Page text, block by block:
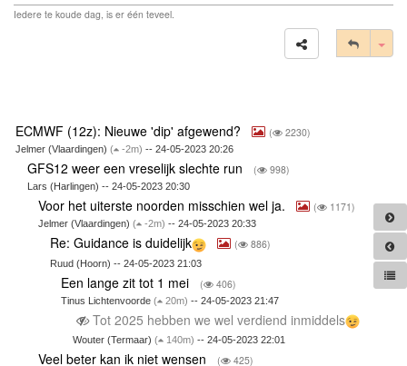
Iedere te koude dag, is er één teveel.
ECMWF (12z): Nieuwe 'dip' afgewend? ( 2230)
Jelmer (Vlaardingen) ( -2m) -- 24-05-2023 20:26
GFS12 weer een vreselijk slechte run ( 998)
Lars (Harlingen) -- 24-05-2023 20:30
Voor het uiterste noorden misschien wel ja. ( 1171)
Jelmer (Vlaardingen)( -2m) -- 24-05-2023 20:33
Re: Guidance is duidelijk ( 886)
Ruud (Hoorn) -- 24-05-2023 21:03
Een lange zit tot 1 mei ( 406)
Tinus Lichtenvoorde( 20m) -- 24-05-2023 21:47
Tot 2025 hebben we wel verdiend inmiddels
Wouter (Termaar) ( 140m) -- 24-05-2023 22:01
Veel beter kan ik niet wensen ( 425)